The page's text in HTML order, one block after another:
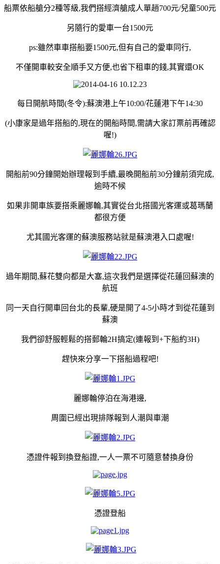
船票依船艙分2種等級,我們搭經濟艙成人單趟700元/兒童500元
另隨行的愛車一台1500元
ps:雖然車車搭船要1500元,但有自己的愛車同行,
不僅開車較安全順手又方便,也省下租車的錢,其實還OK
每日開航時間(冬令):蘇澳港上午10:00/花蓮港下午14:30
(小康家是過年搭船的,現在的開船時間,需請大家訂票前再確認
喔!)
開船前90分鐘開始辦理報到手續,最晚開船前30分鐘前須完成,
逾時不候
如果非開車族要搭乘麗娜輪,其實從台北搭國光客運或葛瑪蘭
都很方便
尤其國光客運的蘇澳服務站就是蘇澳港入口處喔!
過年期間,蘇花雙向都是大塞,這次我們是選擇從花蓮回蘇澳的
航班
同一天自行開車回台北的長輩,硬是開了4-5小時才到從花蓮到
蘇澳
我們卻舒服輕鬆的搭郵輪2H搞定(連報到+下船約3H)
趕快來分享一下搭船過程吧!
麗娜輪停泊在海港邊,
周圍已經出現排隊報到人潮與車潮
憑證件報到換登船證,一人一票不可隨意替換身份
憑證登船